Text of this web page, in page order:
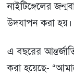
নাইটিঙ্গেলের
উদযাপন করা হয়।
এ বছরের
করা হয়েছে-